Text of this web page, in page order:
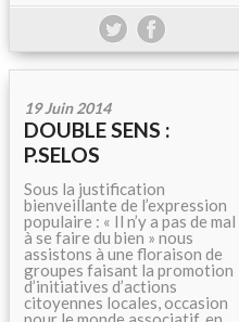
19 Juin 2014
DOUBLE SENS :
P.SELOS
Sous la justification
bienveillante de l’expression
populaire : « Il n’y a pas de mal
à se faire du bien » nous
assistons à une floraison de
groupes faisant la promotion
d’initiatives d’actions
citoyennes locales, occasion